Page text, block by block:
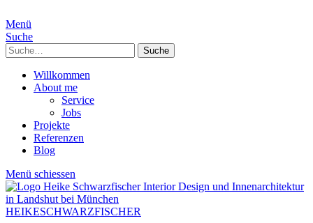
Menü
Suche
Suche
Willkommen
About me
Service
Jobs
Projekte
Referenzen
Blog
Menü schiessen
HEIKESCHWARZFISCHER